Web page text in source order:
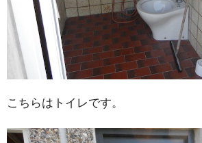
こちらはトイレです。